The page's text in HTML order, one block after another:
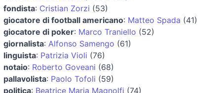
fondista: Cristian Zorzi (53)
giocatore di football americano: Matteo Spada (41)
giocatore di poker: Marco Traniello (52)
giornalista: Alfonso Samengo (61)
linguista: Patrizia Violi (76)
notaio: Roberto Goveani (68)
pallavolista: Paolo Tofoli (59)
politica: Beatrice Maria Magnolfi (74)